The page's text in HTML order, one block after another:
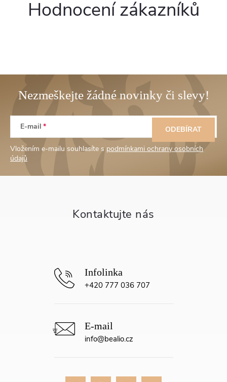
Hodnocení zákazníků
Z
p
E-mail
Vložením e-mailu souhlasíte s podmínkami ochrany osobních
údajů
ODEBÍRAT
info@bealio.cz
+420 777 036 707